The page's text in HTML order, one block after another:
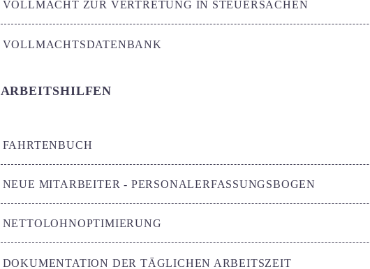
VOLLMACHT ZUR VERTRETUNG IN STEUERSACHEN
VOLLMACHTSDATENBANK
ARBEITSHILFEN
FAHRTENBUCH
NEUE MITARBEITER - PERSONALERFASSUNGSBOGEN
NETTOLOHNOPTIMIERUNG
DOKUMENTATION DER TÄGLICHEN ARBEITSZEIT